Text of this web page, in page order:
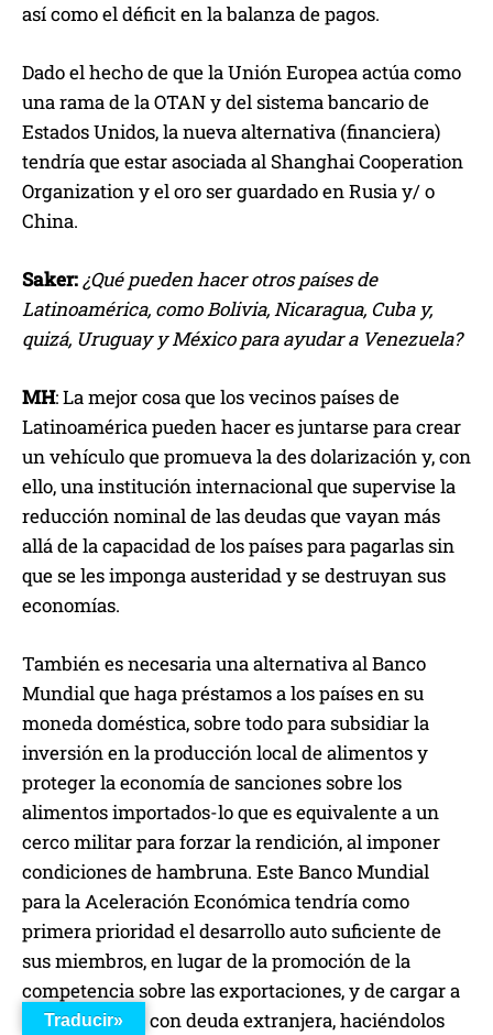
así como el déficit en la balanza de pagos.
Dado el hecho de que la Unión Europea actúa como
una rama de la OTAN y del sistema bancario de
Estados Unidos, la nueva alternativa (financiera)
tendría que estar asociada al Shanghai Cooperation
Organization y el oro ser guardado en Rusia y/ o
China.
Saker:¿Qué pueden hacer otros países de
Latinoamérica, como Bolivia, Nicaragua, Cuba y,
quizá, Uruguay y México para ayudar a Venezuela?
MH: La mejor cosa que los vecinos países de
Latinoamérica pueden hacer es juntarse para crear
un vehículo que promueva la des dolarización y, con
ello, una institución internacional que supervise la
reducción nominal de las deudas que vayan más
allá de la capacidad de los países para pagarlas sin
que se les imponga austeridad y se destruyan sus
economías.
También es necesaria una alternativa al Banco
Mundial que haga préstamos a los países en su
moneda doméstica, sobre todo para subsidiar la
inversión en la producción local de alimentos y
proteger la economía de sanciones sobre los
alimentos importados-lo que es equivalente a un
cerco militar para forzar la rendición, al imponer
condiciones de hambruna. Este Banco Mundial
para la Aceleración Económica tendría como
primera prioridad el desarrollo auto suficiente de
sus miembros, en lugar de la promoción de la
competencia sobre las exportaciones, y de cargar a
los acreedores con deuda extranjera, haciéndolos
Traducir»